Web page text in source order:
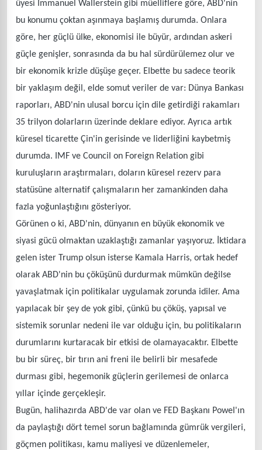
üyesi Immanuel Wallerstein gibi müelliflere göre, ABD'nin
bu konumu çoktan aşınmaya başlamış durumda. Onlara
göre, her güçlü ülke, ekonomisi ile büyür, ardından askeri
güçle genişler, sonrasında da bu hal sürdürülemez olur ve
bir ekonomik krizle düşüşe geçer. Elbette bu sadece teorik
bir yaklaşım değil, elde somut veriler de var: Dünya Bankası
raporları, ABD'nin ulusal borcu için dile getirdiği rakamları
35 trilyon dolarların üzerinde deklare ediyor. Ayrıca artık
küresel ticarette Çin'in gerisinde ve liderliğini kaybetmiş
durumda. IMF ve Council on Foreign Relation gibi
kuruluşların araştırmaları, doların küresel rezerv para
statüsüne alternatif çalışmaların her zamankinden daha
fazla yoğunlaştığını gösteriyor.
Görünen o ki, ABD'nin, dünyanın en büyük ekonomik ve
siyasi gücü olmaktan uzaklaştığı zamanlar yaşıyoruz. İktidara
gelen ister Trump olsun isterse Kamala Harris, ortak hedef
olarak ABD'nin bu çöküşünü durdurmak mümkün değilse
yavaşlatmak için politikalar uygulamak zorunda idiler. Ama
yapılacak bir şey de yok gibi, çünkü bu çöküş, yapısal ve
sistemik sorunlar nedeni ile var olduğu için, bu politikaların
durumlarını kurtaracak bir etkisi de olamayacaktır. Elbette
bu bir süreç, bir tırın ani freni ile belirli bir mesafede
durması gibi, hegemonik güçlerin gerilemesi de onlarca
yıllar içinde gerçekleşir.
Bugün, halihazırda ABD'de var olan ve FED Başkanı Powel'ın
da paylaştığı dört temel sorun bağlamında gümrük vergileri,
göçmen politikası, kamu maliyesi ve düzenlemeler,